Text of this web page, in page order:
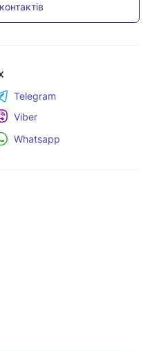
Telegram
Viber
Whatsapp